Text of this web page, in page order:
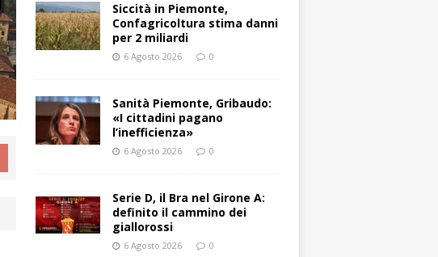
Siccità in Piemonte,
Confagricoltura stima danni
per 2 miliardi
6 Agosto 2026 0
Sanità Piemonte, Gribaudo:
«I cittadini pagano
l’inefficienza»
6 Agosto 2026 0
Serie D, il Bra nel Girone A:
definito il cammino dei
giallorossi
6 Agosto 2026 0